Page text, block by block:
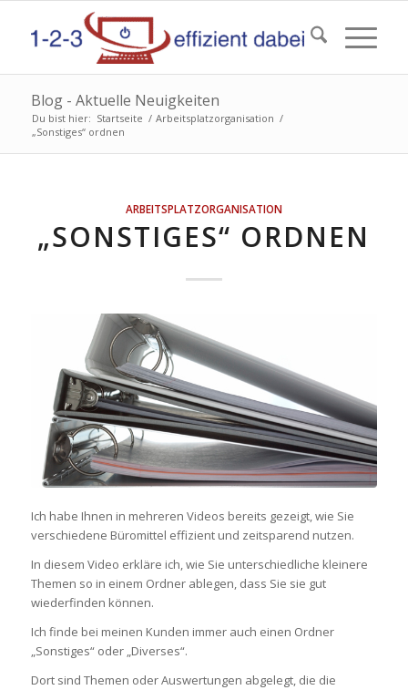
Blog - Aktuelle Neuigkeiten
Du bist hier: Startseite / Arbeitsplatzorganisation /
„Sonstiges“ ordnen
ARBEITSPLATZORGANISATION
„SONSTIGES“ ORDNEN
Ich habe Ihnen in mehreren Videos bereits gezeigt, wie Sie
verschiedene Büromittel effizient und zeitsparend nutzen.
In diesem Video erkläre ich, wie Sie unterschiedliche kleinere
Themen so in einem Ordner ablegen, dass Sie sie gut
wiederfinden können.
Ich finde bei meinen Kunden immer auch einen Ordner
„Sonstiges“ oder „Diverses“.
Dort sind Themen oder Auswertungen abgelegt, die die